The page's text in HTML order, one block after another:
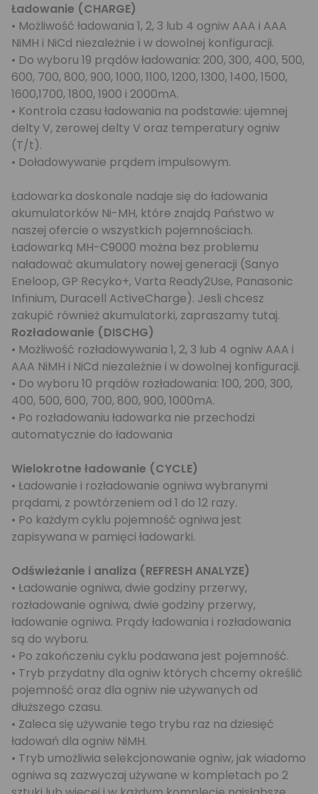
Ładowanie (CHARGE)
• Możliwość ładowania 1, 2, 3 lub 4 ogniw AAA i AAA
NiMH i NiCd niezależnie i w dowolnej konfiguracji.
• Do wyboru 19 prądów ładowania: 200, 300, 400, 500,
600, 700, 800, 900, 1000, 1100, 1200, 1300, 1400, 1500,
1600,1700, 1800, 1900 i 2000mA.
• Kontrola czasu ładowania na podstawie: ujemnej
delty V, zerowej delty V oraz temperatury ogniw
(T/t).
• Doładowywanie prądem impulsowym.
Ładowarka doskonale nadaje się do ładowania
akumulatorków Ni-MH, które znajdą Państwo w
naszej ofercie o wszystkich pojemnościach.
Ładowarką MH-C9000 można bez problemu
naładować akumulatory nowej generacji (Sanyo
Eneloop, GP Recyko+, Varta Ready2Use, Panasonic
Infinium, Duracell ActiveCharge). Jesli chcesz
zakupić również akumulatorki, zapraszamy tutaj.
Rozładowanie (DISCHG)
• Możliwość rozładowywania 1, 2, 3 lub 4 ogniw AAA i
AAA NiMH i NiCd niezależnie i w dowolnej konfiguracji.
• Do wyboru 10 prądów rozładowania: 100, 200, 300,
400, 500, 600, 700, 800, 900, 1000mA.
• Po rozładowaniu ładowarka nie przechodzi
automatycznie do ładowania
Wielokrotne ładowanie (CYCLE)
• Ładowanie i rozładowanie ogniwa wybranymi
prądami, z powtórzeniem od 1 do 12 razy.
• Po każdym cyklu pojemność ogniwa jest
zapisywana w pamięci ładowarki.
Odświeżanie i analiza (REFRESH ANALYZE)
• Ładowanie ogniwa, dwie godziny przerwy,
rozładowanie ogniwa, dwie godziny przerwy,
ładowanie ogniwa. Prądy ładowania i rozładowania
są do wyboru.
• Po zakończeniu cyklu podawana jest pojemność.
• Tryb przydatny dla ogniw których chcemy określić
pojemność oraz dla ogniw nie używanych od
dłuższego czasu.
• Zaleca się używanie tego trybu raz na dziesięć
ładowań dla ogniw NiMH.
• Tryb umożliwia selekcjonowanie ogniw, jak wiadomo
ogniwa są zazwyczaj używane w kompletach po 2